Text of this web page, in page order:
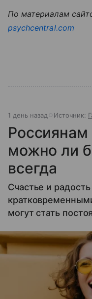
По материалам
psychcentral.com
1 день назад Источник:
Россиянам
можно ли
всегда
Счастье и
могут стать